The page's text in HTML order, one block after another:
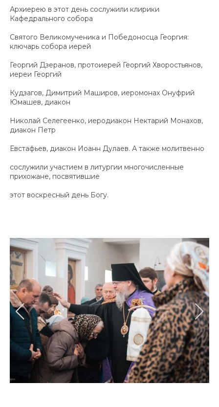
Архиерею в этот день сослужили клирики
Кафедрального собора
Святого Великомученика и Победоносца Георгия:
ключарь собора иерей
Георгий Дзеранов, протоиерей Георгий Хворостьянов,
иереи Георгий
Кудзагов, Димитрий Маширов, иеромонах Онуфрий
Юмашев, диакон
Николай Селегеенко, иеродиакон Нектарий Монахов,
диакон Петр
Евстафьев, диакон Иоанн Дулаев. А также молитвенно
сослужили участием в литургии многочисленные
прихожане, посвятившие
этот воскресный день Богу.